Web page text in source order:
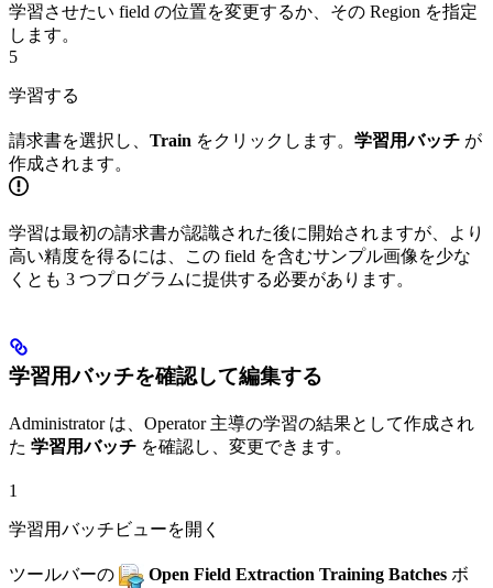
学習させたい field の位置を変更するか、その Region を指定
します。
5
学習する
請求書を選択し、 Train をクリックします。 学習用バッチ が
作成されます。
学習は最初の請求書が認識された後に開始されますが、より
高い精度を得るには、この field を含むサンプル画像を少な
くとも 3 つプログラムに提供する必要があります。
学習用バッチを確認して編集する
Administrator は、Operator 主導の学習の結果として作成され
た 学習用バッチ を確認し、変更できます。
1
学習用バッチビューを開く
ツールバーの Open Field Extraction Training Batches ボ